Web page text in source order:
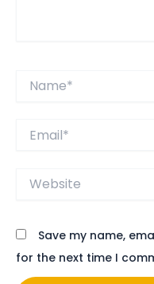
Website
Save my name,
for the next time I